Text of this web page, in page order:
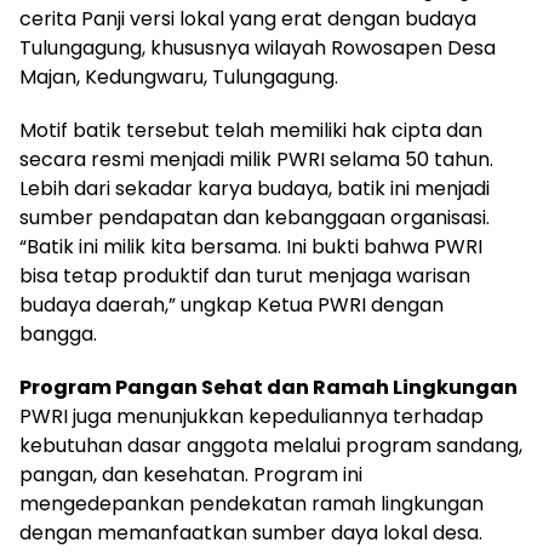
cerita Panji versi lokal yang erat dengan budaya
Tulungagung, khususnya wilayah Rowosapen Desa
Majan, Kedungwaru, Tulungagung.
Motif batik tersebut telah memiliki hak cipta dan
secara resmi menjadi milik PWRI selama 50 tahun.
Lebih dari sekadar karya budaya, batik ini menjadi
sumber pendapatan dan kebanggaan organisasi.
“Batik ini milik kita bersama. Ini bukti bahwa PWRI
bisa tetap produktif dan turut menjaga warisan
budaya daerah,” ungkap Ketua PWRI dengan
bangga.
Program Pangan Sehat dan Ramah Lingkungan
PWRI juga menunjukkan kepeduliannya terhadap
kebutuhan dasar anggota melalui program sandang,
pangan, dan kesehatan. Program ini
mengedepankan pendekatan ramah lingkungan
dengan memanfaatkan sumber daya lokal desa.